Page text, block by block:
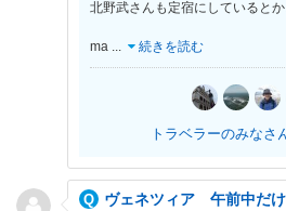
北野武さんも定宿にしているとか
ma 続きを読む
トラベラーのみなさ
ヴェネツィア 午前中だ